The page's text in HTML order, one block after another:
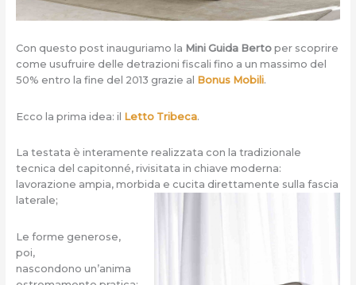
Con questo post inauguriamo la Mini Guida Bertoper scoprire
come usufruire delle detrazioni fiscali fino a un massimo del
50% entro la fine del 2013 grazie al Bonus Mobili.
Ecco la prima idea: il Letto Tribeca.
La testata è interamente realizzata con la tradizionale
tecnica del capitonné, rivisitata in chiave moderna:
lavorazione ampia, morbida e cucita direttamente sulla fascia
laterale;
Le forme generose,
poi,
nascondono un’anima